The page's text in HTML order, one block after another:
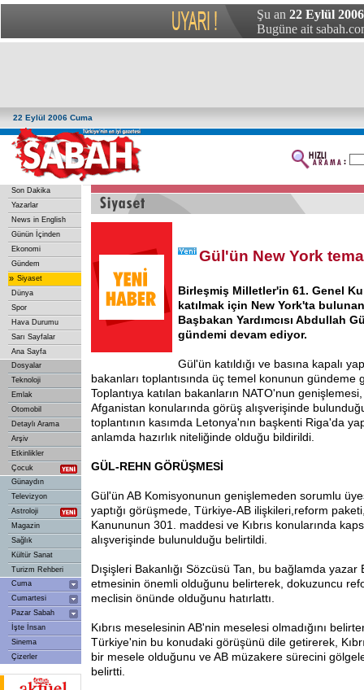
Şu an 22 Eylül
Bugüne ait
22 Eylül 2006 Cuma
Son Dakika
Yazarlar
News in English
Günün İçinden
Ekonomi
Gündem
» Siyaset
Dünya
Spor
Hava Durumu
Sarı Sayfalar
Ana Sayfa
Dosyalar
Teknoloji
Emlak
Otomobil
Detaylı Arama
Arşiv
Etkinlikler
Çocuk
Günaydın
Televizyon
Astroloji
Magazin
Sağlık
Kültür Sanat
Turizm Rehberi
Cuma
Cumartesi
Pazar Sabah
İşte İnsan
Sinema
Çizerler
Gül'ün New York
Birleşmiş Milletler'in 61. Genel
katılmak için New York'ta
Başbakan Yardımcısı Abdullah
gündemi devam ediyor.
Gül'ün katıldığı ve basına kapalı
bakanları toplantısında üç temel konunun gündeme
Toplantıya katılan bakanların NATO'nun genişlemesi,
Afganistan konularında görüş alışverişinde
toplantının kasımda Letonya'nın başkenti Riga'da
anlamda hazırlık niteliğinde olduğu bildirildi.
GÜL-REHN GÖRÜŞMESİ
Gül'ün AB Komisyonunun genişlemeden sorumlu
yaptığı görüşmede, Türkiye-AB ilişkileri,reform
Kanununun 301. maddesi ve Kıbrıs konularında
alışverişinde bulunulduğu belirtildi.
Dışişleri Bakanlığı Sözcüsü Tan, bu bağlamda yazar
etmesinin önemli olduğunu belirterek, dokuzuncu
meclisin önünde olduğunu hatırlattı.
Kıbrıs meselesinin AB'nin meselesi olmadığını
Türkiye'nin bu konudaki görüşünü dile getirerek,
bir mesele olduğunu ve AB müzakere sürecini
belirtti.